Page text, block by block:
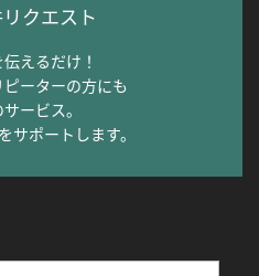
クエスト
えるだけ！
ーターの方にも
ービス。
サポートします。